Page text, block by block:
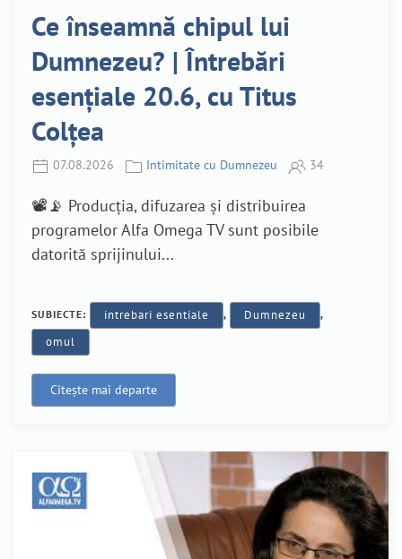
Ce înseamnă chipul lui
Dumnezeu? | Întrebări
esențiale 20.6, cu Titus
Colțea
07.08.2026 Intimitate cu Dumnezeu 34
📽️📡 Producția, difuzarea și distribuirea
programelor Alfa Omega TV sunt posibile
datorită sprijinului...
SUBIECTE: intrebari esentiale , Dumnezeu ,
omul
Citește mai departe